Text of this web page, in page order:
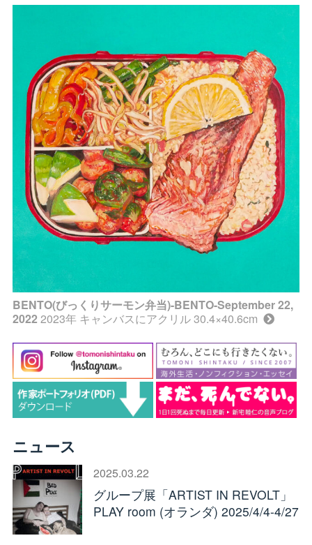
BENTO(びっくりサーモン弁当)-BENTO-September 22,
2022 2023年 キャンバスにアクリル 30.4×40.6cm
ニュース
2025.03.22
グループ展「ARTIST IN REVOLT」
PLAY room (オランダ) 2025/4/4-4/27